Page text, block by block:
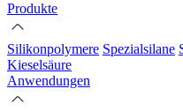
Produkte
Silikonpolymere Spezialsilane
Kieselsäure
Anwendungen